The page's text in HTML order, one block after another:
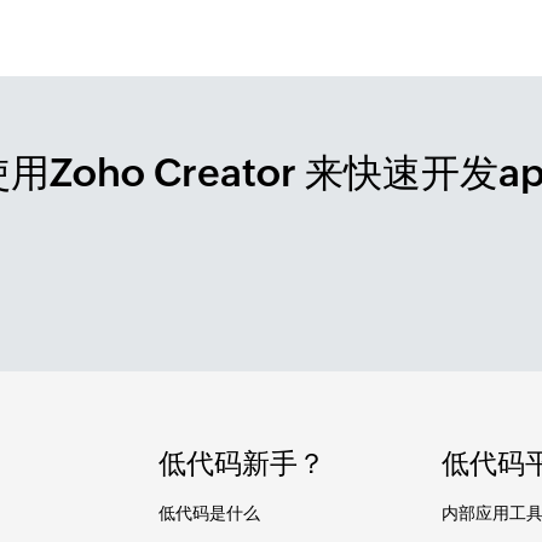
用Zoho Creator 来快速开发
低代码新手？
低代码是什么
低代码
内部应用工